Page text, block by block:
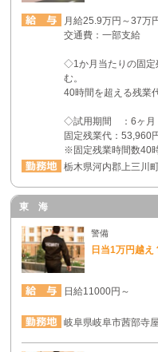
月給25.9万円～37万
交通費：一部支給
◇1か月当たりの固定
む。
40時間を超える残業
◇試用期間 ：6ヶ月
固定残業代：53,960
※固定残業時間数40
栃木県河内郡上三川
東 海
警備
日当1万円越
日給11000円～
岐阜県岐阜市茜部寺